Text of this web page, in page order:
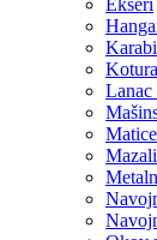
Ekseri
Lanac
Matice